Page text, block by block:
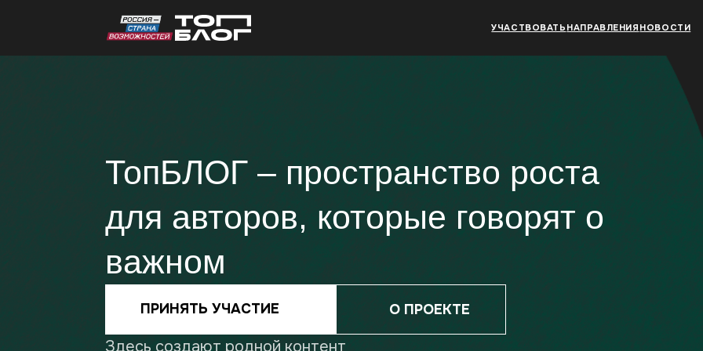
ТопБЛОГ – пространство роста
для авторов, которые говорят о
важном
ПРИНЯТЬ УЧАСТИЕ
Здесь создают родной контент
и становятся лидерами мнений
УЧАСТВОВАТЬНАПРАВЛЕНИЯНОВОСТИ